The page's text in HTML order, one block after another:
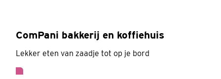
ComPani bakkerij en koffiehuis
Lekker eten van zaadje tot op je bord